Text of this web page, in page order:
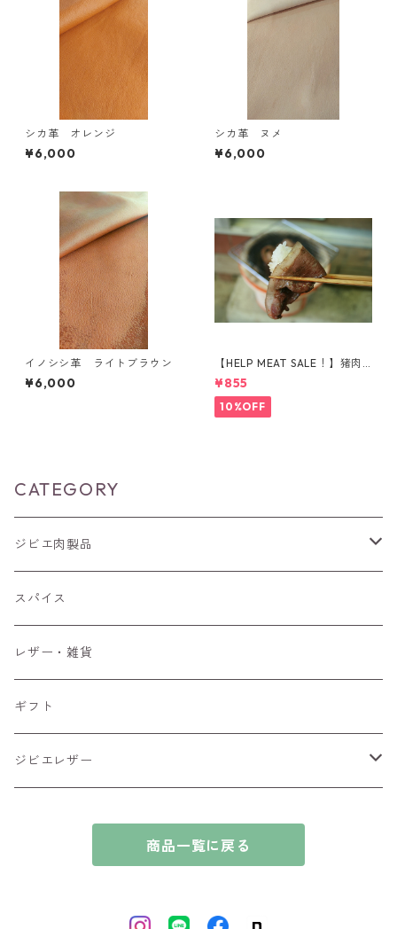
シカ革 オレンジ
¥6,000
シカ革 ヌメ
¥6,000
イノシシ革 ライトブラウン
¥6,000
【HELP MEAT SALE！】猪肉
ウデ肉 スライス 150g
¥855
10%OFF
CATEGORY
ジビエ肉製品
猪肉
ブロック肉
鹿肉
ブロック肉
スパイス
レザー・雑貨
ギフト
ジビエレザー
商品一覧に戻る